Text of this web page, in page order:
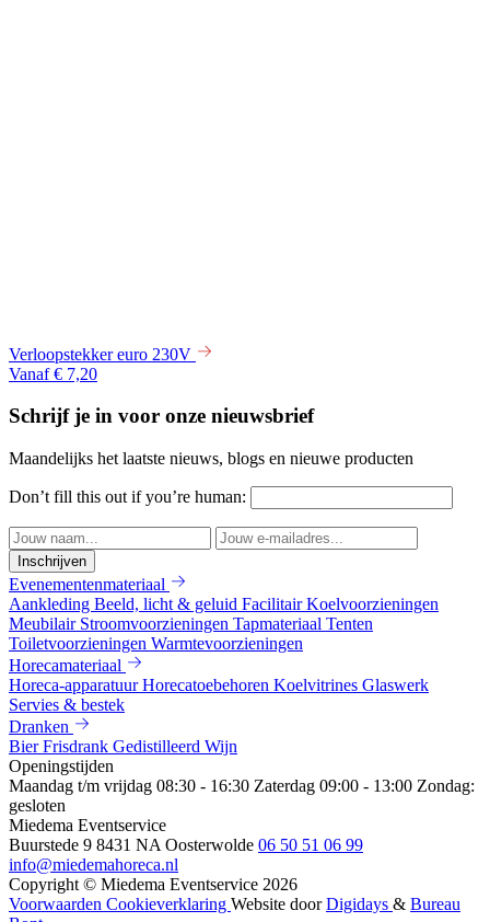
Verloopstekker euro 230V
Vanaf € 7,20
Schrijf je in voor onze nieuwsbrief
Maandelijks het laatste nieuws, blogs en nieuwe producten
Don’t fill this out if you’re human:
Inschrijven
Evenementenmateriaal
Aankleding Beeld, licht & geluid FacilitairKoelvoorzieningen
Meubilair Stroomvoorzieningen Tapmateriaal Tenten
Toiletvoorzieningen Warmtevoorzieningen
Horecamateriaal
Horeca-apparatuurHorecatoebehoren Koelvitrines Glaswerk
Servies & bestek
Dranken
BierFrisdrank Gedistilleerd Wijn
Openingstijden
Maandag t/m vrijdag 08:30 - 16:30 Zaterdag 09:00 - 13:00 Zondag:
gesloten
Miedema Eventservice
Buurstede 9 8431 NA Oosterwolde 06 50 51 06 99
info@miedemahoreca.nl
Copyright © Miedema Eventservice 2026
Voorwaarden Cookieverklaring Website doorDigidays & Bureau